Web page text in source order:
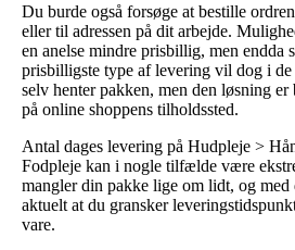
Du burde også forsøge at bestille
eller til adressen på dit arbejde.
en anelse mindre prisbillig, men endda
prisbilligste type af levering vil dog i
selv henter pakken, men den løsning
på online shoppens tilholdssted.
Antal dages levering på Hudpleje >
Fodpleje kan i nogle tilfælde være
mangler din pakke lige om lidt, og med
aktuelt at du gransker
vare.